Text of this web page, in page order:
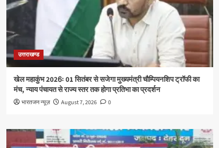
उत्तराखण्ड
खेल महाकुंभ 2026ः 01 सितंबर से सजेगा मुख्यमंत्री चौम्पियनशिप ट्रॉफी का
मंच, न्याय पंचायत से राज्य स्तर तक होगा प्रतिभा का प्रदर्शन
भारतजन न्यूज़ August 7, 2026 0